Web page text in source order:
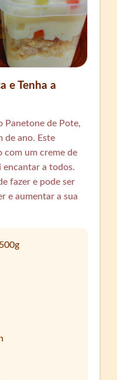
e Tenha a
Panetone de Pote,
de ano. Este
com um creme de
encantar a todos.
fazer e pode ser
e aumentar a sua